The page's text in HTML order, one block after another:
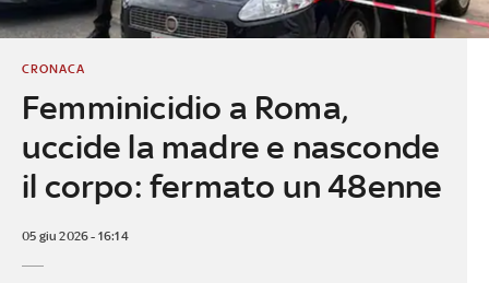
Femminicidio a Roma,
uccide la madre e nasconde
il corpo: fermato un 48enne
CRONACA
05 giu 2026 - 16:14